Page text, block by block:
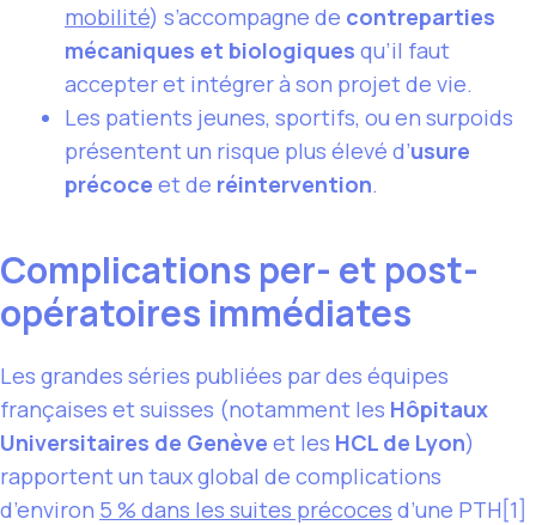
mobilité) s’accompagne de contreparties
mécaniques et biologiques qu’il faut
accepter et intégrer à son projet de vie.
Les patients jeunes, sportifs, ou en surpoids
présentent un risque plus élevé d’usure
précoce et de réintervention.
Complications per- et post-
opératoires immédiates
Les grandes séries publiées par des équipes
françaises et suisses (notamment les Hôpitaux
Universitaires de Genève et les HCL de Lyon)
rapportent un taux global de complications
d’environ 5 % dans les suites précoces d’une PTH[1]